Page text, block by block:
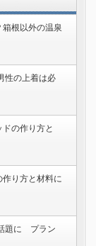
根以外の温泉
性の上着は必
の作り方と
り方と材料に
題に プラン